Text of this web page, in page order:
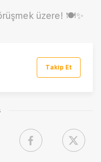
üzere! 🍽️✨
Takip Et